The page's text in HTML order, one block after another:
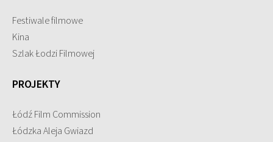
Festiwale filmowe
Kina
Szlak Łodzi Filmowej
PROJEKTY
Łódź Film Commission
Łódzka Aleja Gwiazd